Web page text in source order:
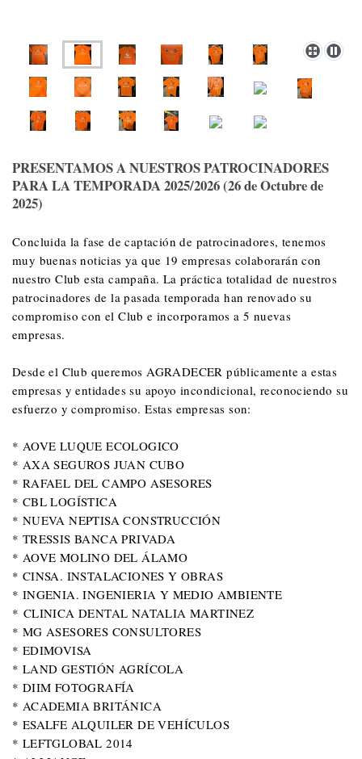
PRESENTAMOS A NUESTROS PATROCINADORES
PARA LA TEMPORADA 2025/2026 (26 de Octubre de
2025)
Concluida la fase de captación de patrocinadores, tenemos
muy buenas noticias ya que 19 empresas colaborarán con
nuestro Club esta campaña. La práctica totalidad de nuestros
patrocinadores de la pasada temporada han renovado su
compromiso con el Club e incorporamos a 5 nuevas
empresas.
Desde el Club queremos AGRADECER públicamente a estas
empresas y entidades su apoyo incondicional, reconociendo su
esfuerzo y compromiso. Estas empresas son:
* AOVE LUQUE ECOLOGICO
* AXA SEGUROS JUAN CUBO
* RAFAEL DEL CAMPO ASESORES
* CBL LOGÍSTICA
* NUEVA NEPTISA CONSTRUCCIÓN
* TRESSIS BANCA PRIVADA
* AOVE MOLINO DEL ÁLAMO
* CINSA. INSTALACIONES Y OBRAS
* INGENIA. INGENIERIA Y MEDIO AMBIENTE
* CLINICA DENTAL NATALIA MARTINEZ
* MG ASESORES CONSULTORES
* EDIMOVISA
* LAND GESTIÓN AGRÍCOLA
* DIIM FOTOGRAFÍA
* ACADEMIA BRITÁNICA
* ESALFE ALQUILER DE VEHÍCULOS
* LEFTGLOBAL 2014